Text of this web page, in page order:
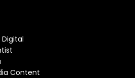
Content